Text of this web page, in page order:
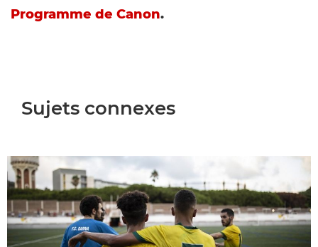
Programme de Canon.
Sujets connexes